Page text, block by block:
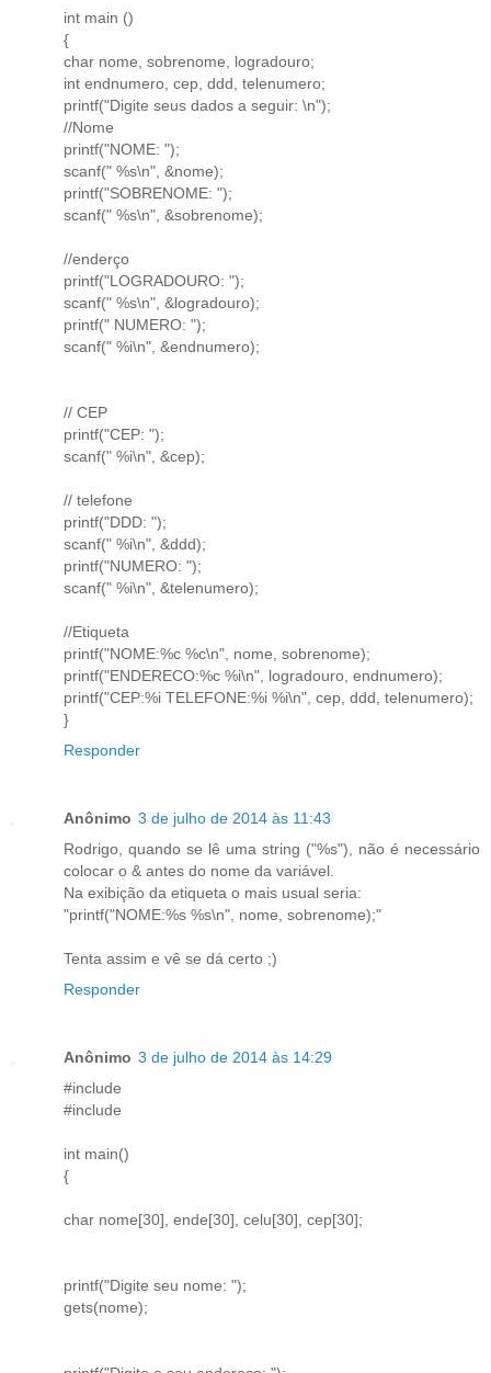
int main ()
{
char nome, sobrenome, logradouro;
int endnumero, cep, ddd, telenumero;
printf("Digite seus dados a seguir: \n");
//Nome
printf("NOME: ");
scanf(" %s\n", &nome);
printf("SOBRENOME: ");
scanf(" %s\n", &sobrenome);
//enderço
printf("LOGRADOURO: ");
scanf(" %s\n", &logradouro);
printf(" NUMERO: ");
scanf(" %i\n", &endnumero);
// CEP
printf("CEP: ");
scanf(" %i\n", &cep);
// telefone
printf("DDD: ");
scanf(" %i\n", &ddd);
printf("NUMERO: ");
scanf(" %i\n", &telenumero);
//Etiqueta
printf("NOME:%c %c\n", nome, sobrenome);
printf("ENDERECO:%c %i\n", logradouro, endnumero);
printf("CEP:%i TELEFONE:%i %i\n", cep, ddd, telenumero);
}
Responder
Anônimo 3 de julho de 2014 às 11:43
Rodrigo, quando se lê uma string ("%s"), não é necessário
colocar o & antes do nome da variável.
Na exibição da etiqueta o mais usual seria:
"printf("NOME:%s %s\n", nome, sobrenome);"
Tenta assim e vê se dá certo ;)
Responder
Anônimo 3 de julho de 2014 às 14:29
#include
#include
int main()
{
char nome[30], ende[30], celu[30], cep[30];
printf("Digite seu nome: ");
gets(nome);